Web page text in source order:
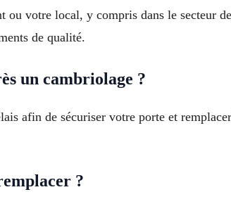
ou votre local, y compris dans le secteur
de qualité.
un cambriolage ?
afin de sécuriser votre porte et
?